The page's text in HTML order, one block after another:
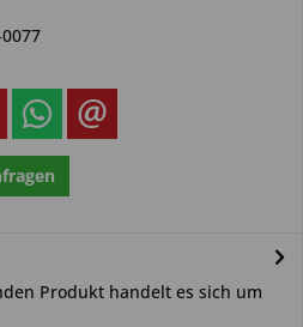
Produkt handelt es sich um